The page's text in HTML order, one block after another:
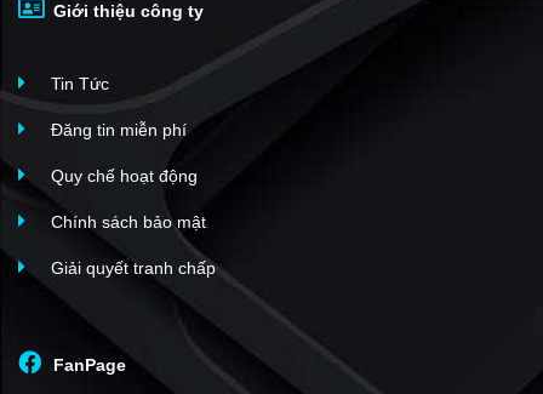
Giới thiệu công ty
Tin Tức
Đăng tin miễn phí
Quy chế hoạt động
Chính sách bảo mật
Giải quyết tranh chấp
FanPage